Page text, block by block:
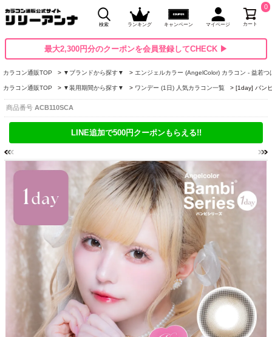
検索 ランキング キャンペーン マイページ カート
0
最大2,300円分のクーポンを会員登録してCHECK ▶
カラコン通販TOP ▼ブランドから探す▼ エンジェルカラー (AngelColor) カラコン - 益若つ
カラコン通販TOP ▼装用期間から探す▼ ワンデー (1日) 人気カラコン一覧 [1day] バン
商品番号 ACB110SCA
LINE追加で500円クーポンもらえる!!